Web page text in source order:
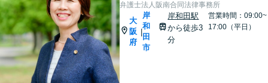
弁護士法人阪南合同法律事務所
大
阪
府
|
岸
和
田
市
岸和田駅
から徒歩3
分
営業時間：09:00~
17:00（平日）